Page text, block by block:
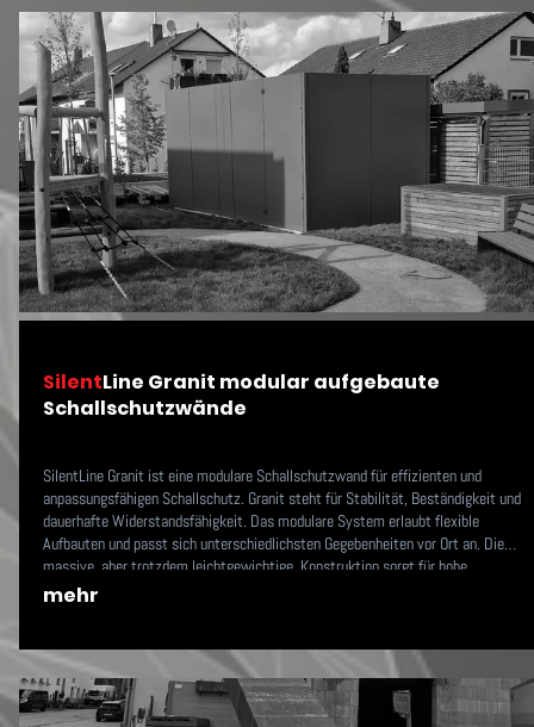
SilentLine Granit modular aufgebaute
Schallschutzwände
SilentLine Granit ist eine modulare Schallschutzwand für effizienten und
anpassungsfähigen Schallschutz. Granit steht für Stabilität, Beständigkeit und
dauerhafte Widerstandsfähigkeit. Das modulare System erlaubt flexible
Aufbauten und passt sich unterschiedlichsten Gegebenheiten vor Ort an. Die
massive, aber trotzdem leichtgewichtige, Konstruktion sorgt für hohe
Standfestigkeit und langfristige Performance – auch unter anspruchsvollen
Formensprache. Vefügbar in den Schalldämmungsvarianten 50 mm (bis 23
dB(A)) und 100 mm (bis 34 dB(A)) bei maximaler Anlagengröße von ca. 4 x 13
x 5 m (H x B x T).
mehr